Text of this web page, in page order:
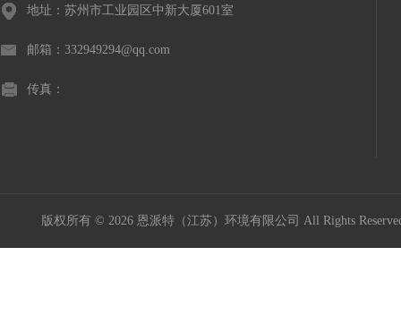
地址：苏州市工业园区中新大厦601室
邮箱：332949294@qq.com
传真：
版权所有 © 2026 恩派特（江苏）环境有限公司 All Rights